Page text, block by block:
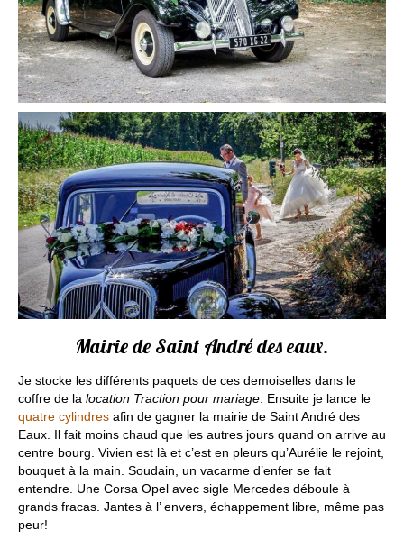
Mairie de Saint André des eaux.
Je stocke les différents paquets de ces demoiselles dans le
coffre de la location Traction pour mariage . Ensuite je lance le
quatre cylindres afin de gagner la mairie de Saint André des
Eaux. Il fait moins chaud que les autres jours quand on arrive au
centre bourg. Vivien est là et c’est en pleurs qu’Aurélie le rejoint,
bouquet à la main. Soudain, un vacarme d’enfer se fait
entendre. Une Corsa Opel avec sigle Mercedes déboule à
grands fracas. Jantes à l’ envers, échappement libre, même pas
peur!